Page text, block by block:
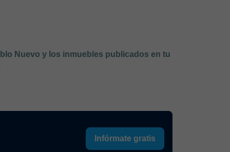
Nuevo y los inmuebles publicados en tu
Infórmate gratis